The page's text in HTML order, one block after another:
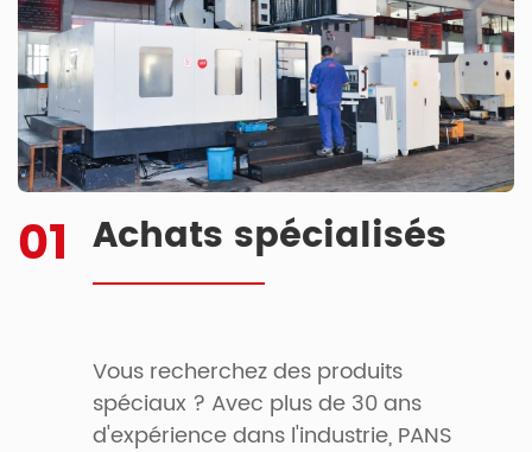
01 Achats spécialisés
Vous recherchez des produits
spéciaux ? Avec plus de 30 ans
d'expérience dans l'industrie, PANS